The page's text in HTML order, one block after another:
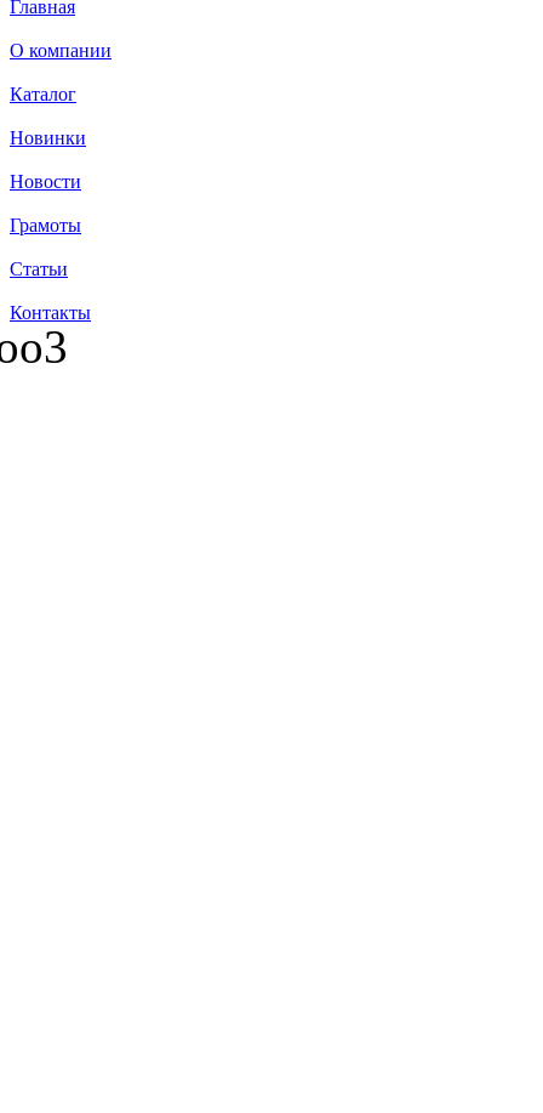
Главная
О компании
Каталог
Новинки
Новости
Грамоты
Статьи
Контакты